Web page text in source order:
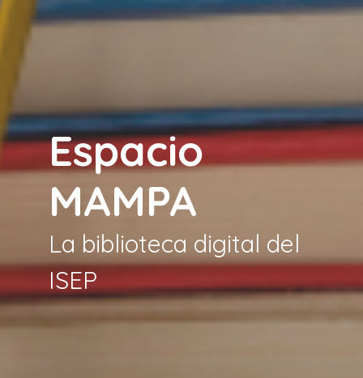
Espacio
MAMPA
La biblioteca digital del
ISEP